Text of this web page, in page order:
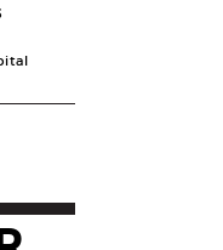
herbe.
& Harvey